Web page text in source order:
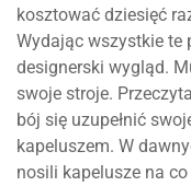
kosztować dziesięć
Wydając wszystkie te
designerski wygląd.
swoje stroje.
bój się uzupełnić
kapeluszem. W
nosili kapelusze na